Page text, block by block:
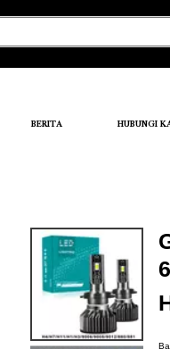
BERITA HUBUNGI